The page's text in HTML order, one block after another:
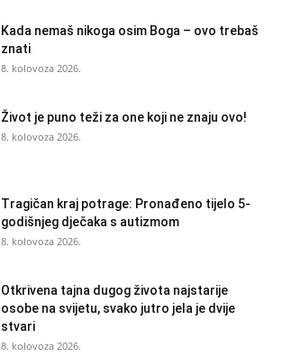
Kada nemaš nikoga osim Boga – ovo trebaš
znati
8. kolovoza 2026.
Život je puno teži za one koji ne znaju ovo!
8. kolovoza 2026.
Tragičan kraj potrage: Pronađeno tijelo 5-
godišnjeg dječaka s autizmom
8. kolovoza 2026.
Otkrivena tajna dugog života najstarije
osobe na svijetu, svako jutro jela je dvije
stvari
8. kolovoza 2026.